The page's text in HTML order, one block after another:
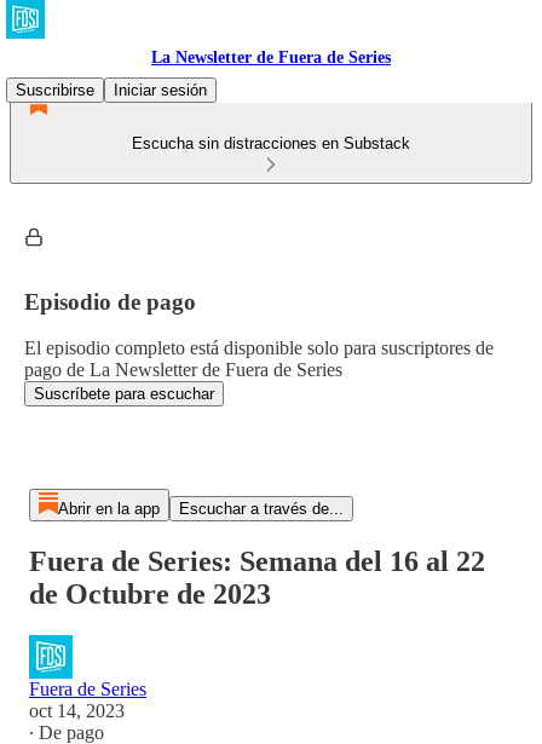
La Newsletter de Fuera de Series
Suscribirse
Iniciar sesión
Escucha sin distracciones en Substack
Episodio de pago
El episodio completo está disponible solo para suscriptores de
pago de La Newsletter de Fuera de Series
Suscríbete para escuchar
Abrir en la app Escuchar a través de...
Fuera de Series: Semana del 16 al 22
de Octubre de 2023
Fuera de Series
oct 14, 2023
∙ De pago